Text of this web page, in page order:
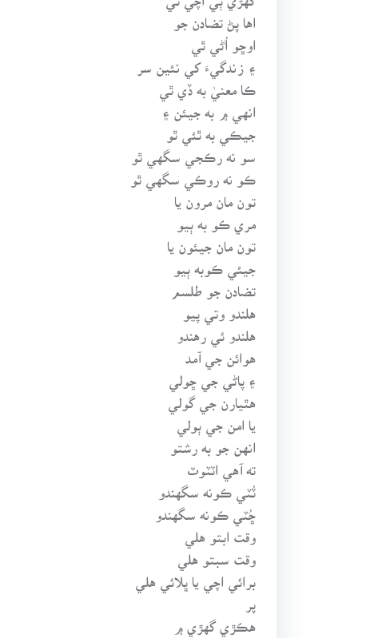
اها پڻ تضادن جو
اوڇو اُڻي ٿي
۽ زندگيءَ کي نئين سر
ڪا معنيٰ به ڏي ٿي
انهي ۾ به جيئن ۽
جيڪي به ٿئي ٿو
سو نه رڪجي سگهي ٿو
ڪو نه روڪي سگهي ٿو
تون مان مرون يا
تون مان جيئون يا
تضادن جو طلسم
هلندو وتي پيو
هلندو ئي رهندو
هوائن جي آمد
۽ پاڻي جي ڇولي
هٿيارن جي گولي
يا امن جي ٻولي
انهن جو به رشتو
ته آهي اٽٽوٽ
ٽُٽي ڪونه سگهندو
ڇُٽي ڪونه سگهندو
وقت ابتو هلي
وقت سبتو هلي
برائي اچي يا ڀلائي هلي
هڪڙي گهڙي ۾